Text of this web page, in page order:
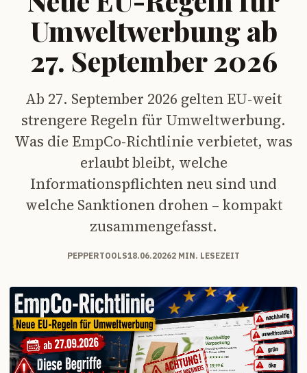
Umweltwerbung ab
27. September 2026
Ab 27. September 2026 gelten EU-weit
strengere Regeln für Umweltwerbung.
Was die EmpCo-Richtlinie verbietet, was
erlaubt bleibt, welche
Informationspflichten neu sind und
welche Sanktionen drohen – kompakt
zusammengefasst.
PEPPERTOOLS18.06.20262 MIN. LESEZEIT